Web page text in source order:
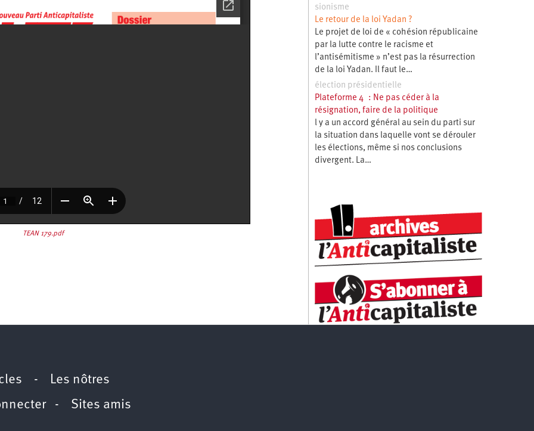
TEAN 179.pdf
sionisme
Le retour de la loi Yadan ?
Le projet de loi de « cohésion républicaine
par la lutte contre le racisme et
l’antisémitisme » n’est pas la résurrection
de la loi Yadan. Il faut le…
élection présidentielle
Plateforme 4 : Ne pas céder à la
résignation, faire de la politique
l y a un accord général au sein du parti sur
la situation dans laquelle vont se dérouler
les élections, même si nos conclusions
divergent. La…
- Les nôtres
- Sites amis